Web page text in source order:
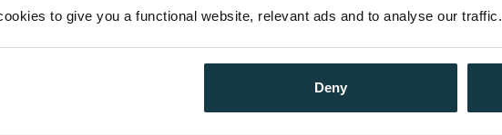
to give you a functional website, relevant ads and to analyse our traffic.
Deny
flytte inn i leilighet med kjæreste og hund:
nærmeste. Robert og jeg skal ta ett skritt tilbake.
for en større og betimelig samtale om de unge
og de engasjerte foreldrene som skal få til en